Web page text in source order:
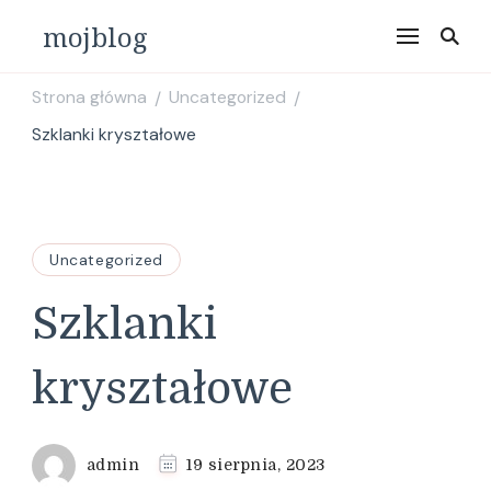
mojblog
Strona główna / Uncategorized /
Szklanki kryształowe
Uncategorized
Szklanki
kryształowe
admin 19 sierpnia, 2023